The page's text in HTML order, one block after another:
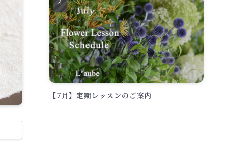
【7月】定期レッスンのご案内